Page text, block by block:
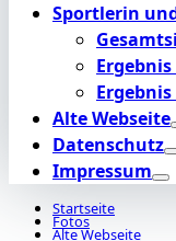
Sportlerin
Ergebnis
Ergebnis
Alte Webseite
Datenschutz
Impressum
Startseite
Fotos
Alte Webseite